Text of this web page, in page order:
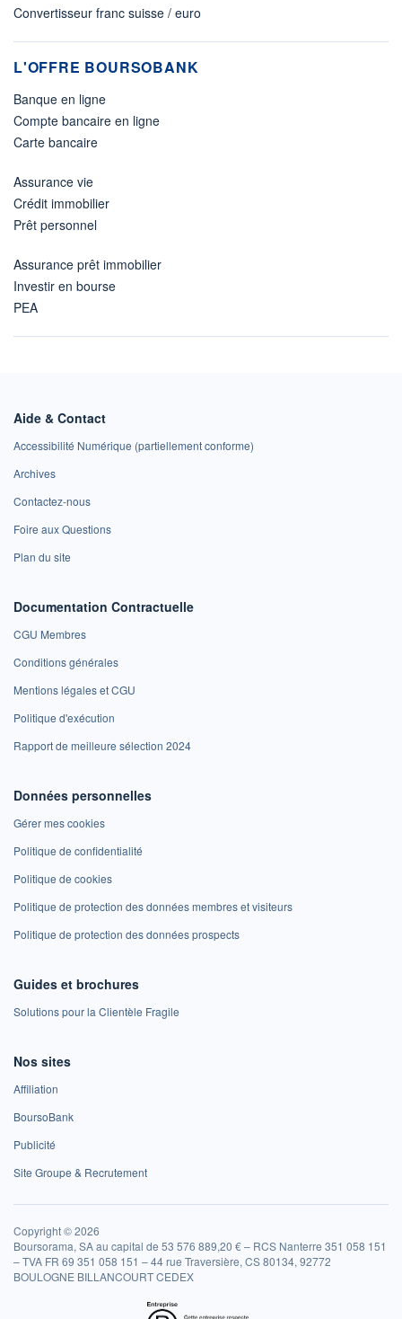
Convertisseur franc suisse / euro
L'OFFRE BOURSOBANK
Banque en ligne
Compte bancaire en ligne
Carte bancaire
Assurance vie
Crédit immobilier
Prêt personnel
Assurance prêt immobilier
Investir en bourse
PEA
Aide & Contact
Accessibilité Numérique (partiellement conforme)
Archives
Contactez-nous
Foire aux Questions
Plan du site
Documentation Contractuelle
CGU Membres
Conditions générales
Mentions légales et CGU
Politique d'exécution
Rapport de meilleure sélection 2024
Données personnelles
Gérer mes cookies
Politique de confidentialité
Politique de cookies
Politique de protection des données membres et visiteurs
Politique de protection des données prospects
Guides et brochures
Solutions pour la Clientèle Fragile
Nos sites
Affiliation
BoursoBank
Publicité
Site Groupe & Recrutement
Copyright © 2026
Boursorama, SA au capital de 53 576 889,20 € – RCS Nanterre 351 058 151
– TVA FR 69 351 058 151 – 44 rue Traversière, CS 80134, 92772
BOULOGNE BILLANCOURT CEDEX